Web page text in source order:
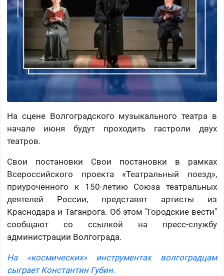
На сцене Волгоградского музыкального театра в
начале июня будут проходить гастроли двух
театров.
Свои постановки Свои постановки в рамках
Всероссийского проекта «Театральный поезд»,
приуроченного к 150-летию Союза театральных
деятелей России, представят артисты из
Краснодара и Таганрога. Об этом "Городские вести"
сообщают со ссылкой на пресс-службу
администрации Волгограда.
На «космических» инструментах волгоградцам
сыграет Константин Губин.